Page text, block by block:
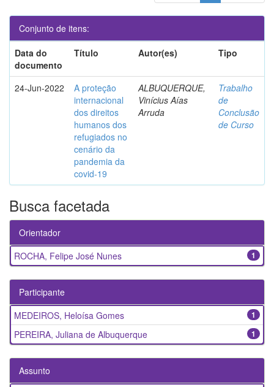
Conjunto de itens:
Data do
documento
Título Autor(es) Tipo
24-Jun-2022
A proteção
internacional
dos direitos
humanos dos
refugiados no
cenário da
pandemia da
covid-19
ALBUQUERQUE,
Vinícius Aías
Arruda
Trabalho
de
Conclusão
de Curso
Busca facetada
Orientador
1
ROCHA, Felipe José Nunes
Participante
1
MEDEIROS, Heloísa Gomes
1
PEREIRA, Juliana de Albuquerque
Assunto